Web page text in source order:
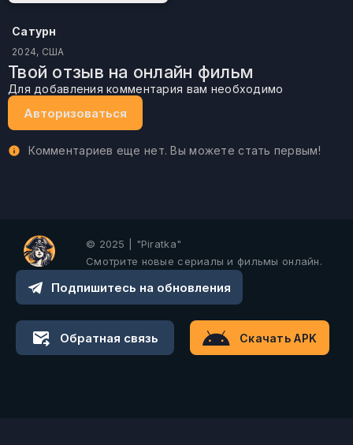
Сатурн
2024, США
Твой отзыв на онлайн фильм
Для добавления комментария вам необходимо
Авторизоваться
Комментариев еще нет. Вы можете стать первым!
© 2025 | "Piratka"
Смотрите новые сериалы и фильмы онлайн.
Подпишитесь на обновления
Обратная связь Скачать APK